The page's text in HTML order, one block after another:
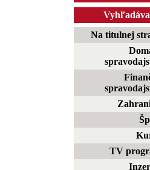
Na titulnej
TV